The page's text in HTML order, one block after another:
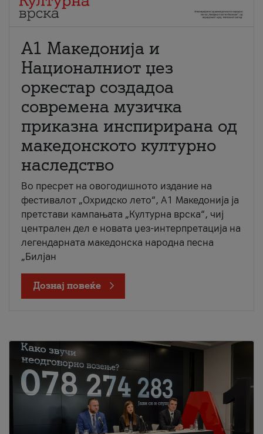
А1 Македонија и
Националниот џез
оркестар создадоа
современа музичка
приказна инспирирана од
македонското културно
наследство
Во пресрет на овогодишното издание на
фестивалот „Охридско лето“, А1 Македонија ја
претстави кампањата „Културна врска“, чиј
централен дел е новата џез-интерпретација на
легендарната македонска народна песна
„Билјан
Дознај повеќе